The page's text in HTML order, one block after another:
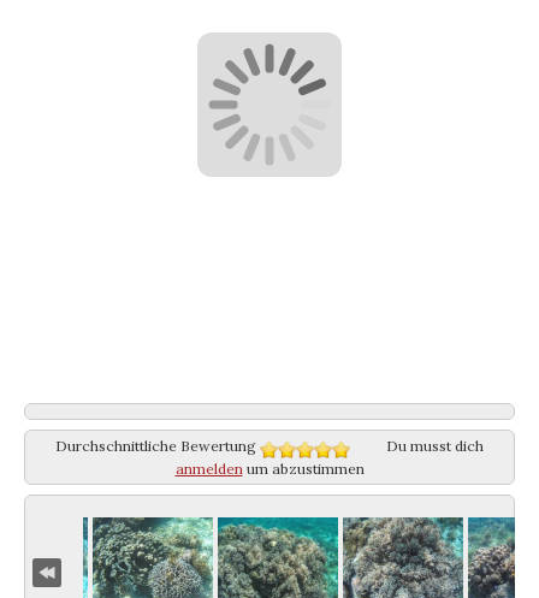
Durchschnittliche Bewertung
Du musst dich
anmeldenum abzustimmen